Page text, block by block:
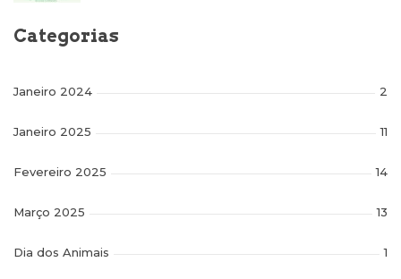
Categorias
Janeiro 2024 2
Janeiro 2025 11
Fevereiro 2025 14
Março 2025 13
Dia dos Animais 1